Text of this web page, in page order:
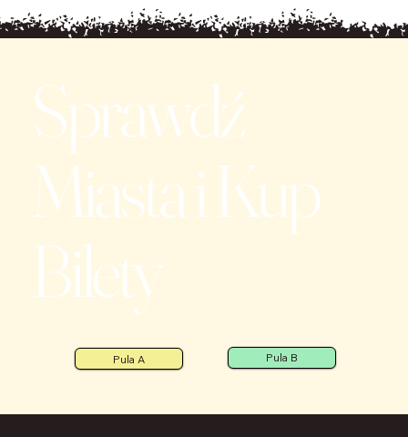
Sprawdź
Miasta i Kup
Bilety
Pula A Pula B